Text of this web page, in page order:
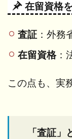
在留資格
査証 ：外務
在留資格：
この点も、実
「査証